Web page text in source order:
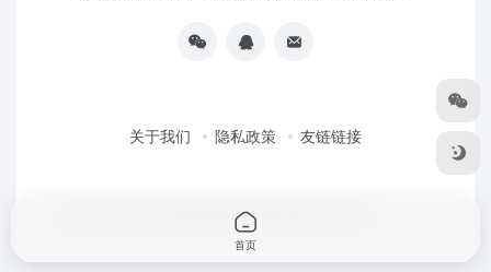
关于我们 隐私政策 友链链接
全启星AI导航鲁ICP备2023010227号
首页